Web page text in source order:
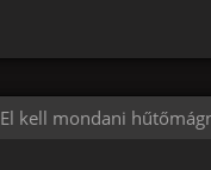
El kell mondani